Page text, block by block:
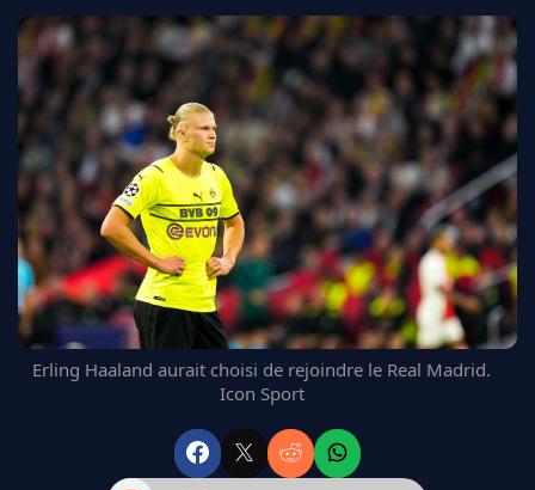
CDM 2026
EDF
PSG
REAL MADRID
FC BARCELONE
MANCHESTER UNITED
CHELSEA
ARSENAL
BAYERN
L'AVIS DE LA RÉDAC'
Erling Haaland aurait choisi de rejoindre le Real Madrid.
Icon Sport